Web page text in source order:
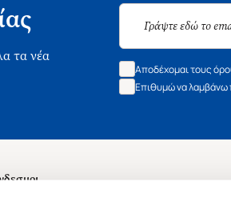
τα νέα
Αποδέχομαι τους
Επιθυμώ να λαμβάνω